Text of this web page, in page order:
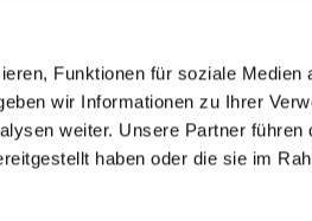
Funktionen für soziale Medien
wir Informationen zu Ihrer
weiter. Unsere Partner führen
haben oder die sie im
die derden tegen de exploitant
exploitant bij voorbaat van
"E-Scoot" een grote fysieke